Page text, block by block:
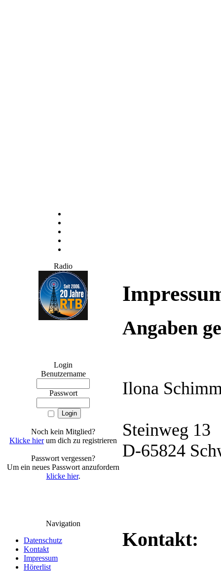
Radio
Login
Benutzername
Passwort
Noch kein Mitglied?
Klicke hierum dich zu registrieren
Passwort vergessen?
Um ein neues Passwort anzufordern
klicke hier.
Navigation
Datenschutz
Kontakt
Impressum
Hörerlist
Angaben
Ilona
Steinweg 13
D-65824
Kontakt: